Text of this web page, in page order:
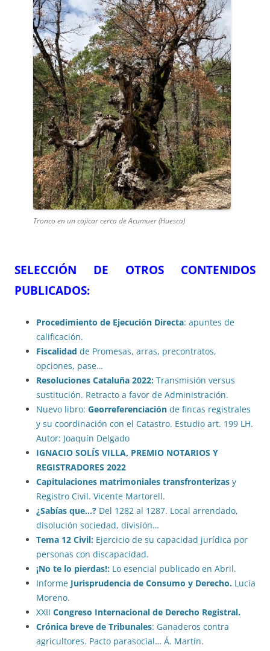
Tronco en un cajicar cerca de Acumuer (Huesca)
SELECCIÓN DE OTROS CONTENIDOS
PUBLICADOS:
Procedimiento de Ejecución Directa: apuntes de
calificación.
Fiscalidad de Promesas, arras, precontratos,
opciones, pase…
Resoluciones Cataluña 2022: Transmisión versus
sustitución. Retracto a favor de Administración.
Nuevo libro: Georreferenciación de fincas registrales
y su coordinación con el Catastro. Estudio art. 199 LH.
Autor: Joaquín Delgado
IGNACIO SOLÍS VILLA, PREMIO NOTARIOS Y
REGISTRADORES 2022
Capitulaciones matrimoniales transfronterizas y
Registro Civil. Vicente Martorell.
¿Sabías que…? Del 1282 al 1287. Local arrendado,
disolución sociedad, división…
Tema 12 Civil: Ejercicio de su capacidad jurídica por
personas con discapacidad.
¡No te lo pierdas!: Lo esencial publicado en Abril.
Informe Jurisprudencia de Consumo y Derecho. Lucía
Moreno.
XXII Congreso Internacional de Derecho Registral.
Crónica breve de Tribunales: Ganaderos contra
agricultores. Pacto parasocial… Á. Martín.